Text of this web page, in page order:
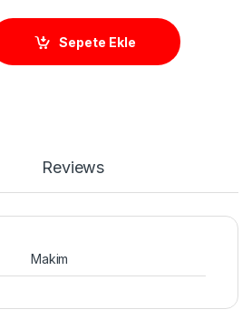
Bariyer (2'Li Set) quantity
Sepete Ekle
Reviews
Makim